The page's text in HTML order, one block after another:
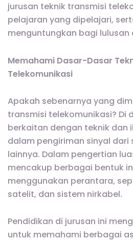
jurusan teknik transmisi
pelajaran yang dipelajari,
menguntungkan bagi lulusan
Memahami Dasar-Dasar
Telekomunikasi
Apakah sebenarnya yang
transmisi telekomunikasi? Di
berkaitan dengan teknik dan
dalam pengiriman sinyal
lainnya. Dalam pengertian
mencakup berbagai bentuk
menggunakan perantara,
satelit, dan sistem nirkabel.
Pendidikan di jurusan ini
untuk memahami berbagai